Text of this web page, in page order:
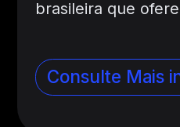
brasileira que
Consulte Mais